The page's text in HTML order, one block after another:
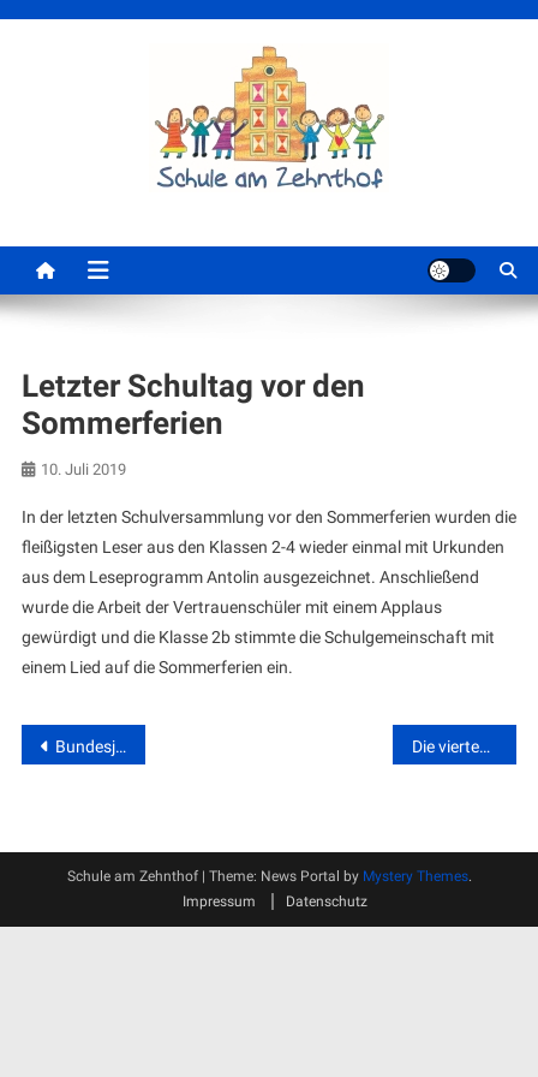
Letzter Schultag vor den
Sommerferien
10. Juli 2019
In der letzten Schulversammlung vor den Sommerferien wurden die
fleißigsten Leser aus den Klassen 2-4 wieder einmal mit Urkunden
aus dem Leseprogramm Antolin ausgezeichnet. Anschließend
wurde die Arbeit der Vertrauenschüler mit einem Applaus
gewürdigt und die Klasse 2b stimmte die Schulgemeinschaft mit
einem Lied auf die Sommerferien ein.
Beitragsnavigation
Bundesjugendspiele 2019 Die vierten Klassen werden zur Legende
Schule am Zehnthof | Theme: News Portal by Mystery Themes.
Impressum
Datenschutz